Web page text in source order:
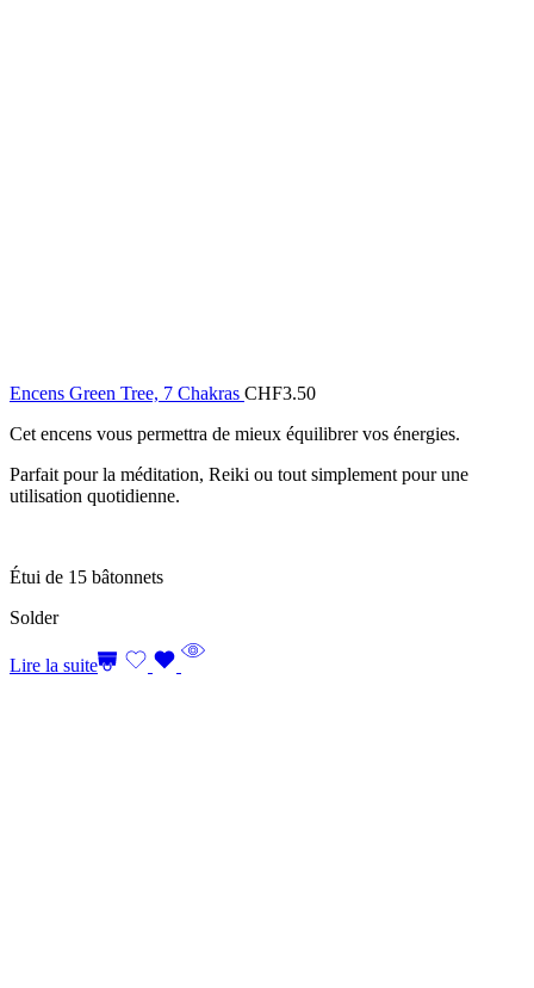
Encens Green Tree, 7 Chakras CHF3.50
Cet encens vous permettra de mieux équilibrer vos énergies.
Parfait pour la méditation, Reiki ou tout simplement pour une
utilisation quotidienne.
Étui de 15 bâtonnets
Solder
Lire la suite